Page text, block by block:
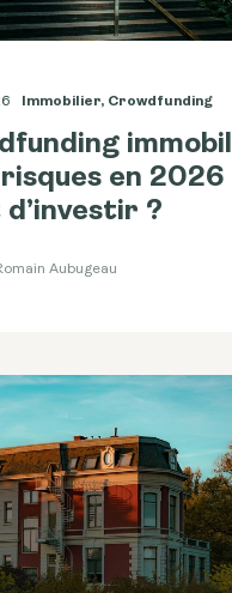
Immobilier, Crowdfunding
en 2026
?
Aubugeau